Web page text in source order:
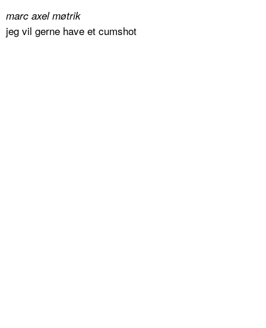
marc axel møtrik
jeg vil gerne have et cumshot